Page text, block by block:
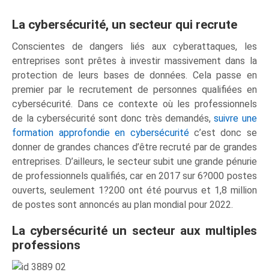
La cybersécurité, un secteur qui recrute
Conscientes de dangers liés aux cyberattaques, les
entreprises sont prêtes à investir massivement dans la
protection de leurs bases de données. Cela passe en
premier par le recrutement de personnes qualifiées en
cybersécurité. Dans ce contexte où les professionnels
de la cybersécurité sont donc très demandés,suivre une
formation approfondie en cybersécuritéc’est donc se
donner de grandes chances d’être recruté par de grandes
entreprises. D’ailleurs, le secteur subit une grande pénurie
de professionnels qualifiés, car en 2017 sur 6?000 postes
ouverts, seulement 1?200 ont été pourvus et 1,8 million
de postes sont annoncés au plan mondial pour 2022.
La cybersécurité un secteur aux multiples
professions